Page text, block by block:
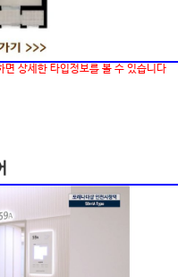
면 상세한 타입정보를 볼 수 있습니다